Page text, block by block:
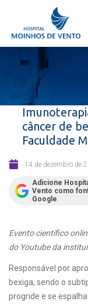
câncer de
Faculdade
14 de dezembro de
Adicione
Vento como
Google
Evento científico
do Youtube da
Responsável por
bexiga, sendo o
progride e se